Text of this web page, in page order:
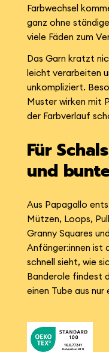
Farbwechsel
ganz ohne
viele Fäden zum
Das Garn kratzt
leicht verarbeiten
unkompliziert.
Muster wirken mit
der Farbverlauf
Für
und
Aus Papagallo
Mützen, Loops,
Granny Squares
Anfänger:innen ist
schnell sieht, wie
Banderole findest
einen Tube aus nur